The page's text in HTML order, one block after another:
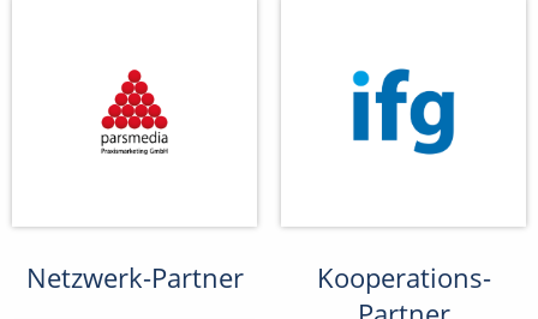
Netzwerk-Partner
Kooperations-